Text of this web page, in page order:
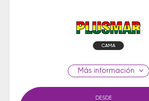
CAMA
información
DESDE